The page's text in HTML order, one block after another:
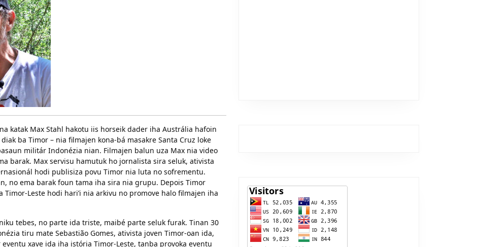
katak Max Stahl hakotu iis horseik dader iha Austrália hafoin
ba Timor – nia filmajen kona-bá masakre Santa Cruz loke
militár Indonézia nian. Filmajen balun uza Max nia video
barak. Max servisu hamutuk ho jornalista sira seluk, ativista
hodi publisiza povu Timor nia luta no sofrementu.
no ema barak foun tama iha sira nia grupu. Depois Timor
Leste hodi hari’i nia arkivu no promove halo filmajen iha
tebes, no parte ida triste, maibé parte seluk furak. Tinan 30
tiru mate Sebastião Gomes, ativista joven Timor-oan ida,
xave ida iha istória Timor-Leste, tanba provoka eventu